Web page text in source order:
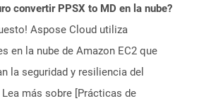
convertir PPSX to MD en la nube?
Aspose Cloud utiliza
en la nube de Amazon EC2 que
la seguridad y resiliencia del
más sobre [Prácticas de